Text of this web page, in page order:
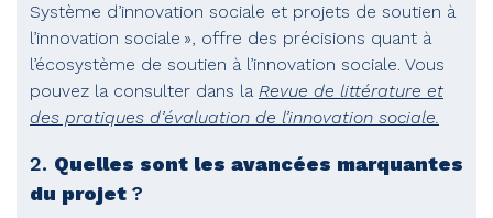
Système d’innovation sociale et projets de soutien à
l’innovation sociale », offre des précisions quant à
l’écosystème de soutien à l’innovation sociale. Vous
pouvez la consulter dans la Revue de littérature et
des pratiques d’évaluation de l’innovation sociale.
2. Quelles sont les avancées marquantes
du projet ?